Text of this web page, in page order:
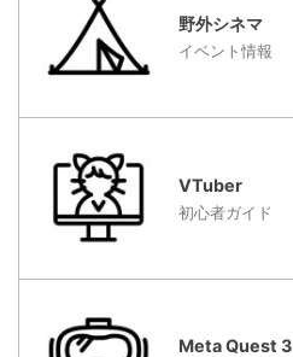
野外シネマ
イベント情報
VTuber
初心者ガイド
Meta Quest 3